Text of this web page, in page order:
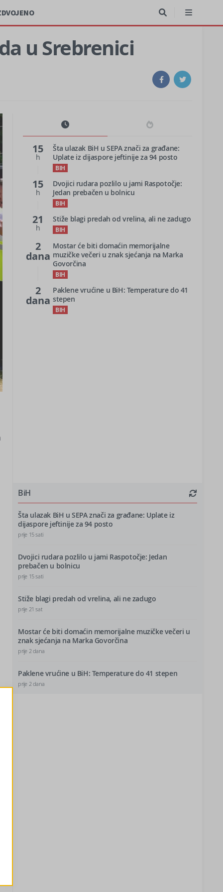
u Srebrenici
15
h
Šta ulazak BiH u SEPA znači za građane:
Uplate iz dijaspore jeftinije za 94 posto
BIH
15
h
Dvojici rudara pozlilo u jami Raspotočje:
Jedan prebačen u bolnicu
BIH
21
h
Stiže blagi predah od vrelina, ali ne zadugo
BIH
2
dana
Mostar će biti domaćin memorijalne
muzičke večeri u znak sjećanja na Marka
Govorčina
BIH
2
dana
Paklene vrućine u BiH: Temperature do 41
stepen
BIH
BiH
Šta ulazak BiH u SEPA znači za građane: Uplate iz
dijaspore jeftinije za 94 posto
prije 15 sati
Dvojici rudara pozlilo u jami Raspotočje: Jedan
prebačen u bolnicu
prije 15 sati
Stiže blagi predah od vrelina, ali ne zadugo
prije 21 sat
Mostar će biti domaćin memorijalne muzičke večeri u
znak sjećanja na Marka Govorčina
prije 2 dana
Paklene vrućine u BiH: Temperature do 41 stepen
prije 2 dana